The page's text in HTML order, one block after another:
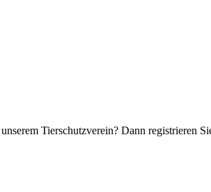
Tierschutzverein? Dann registrieren